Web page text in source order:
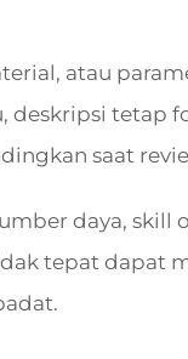
atau
deskripsi tetap
saat
daya, skill
tepat dapat